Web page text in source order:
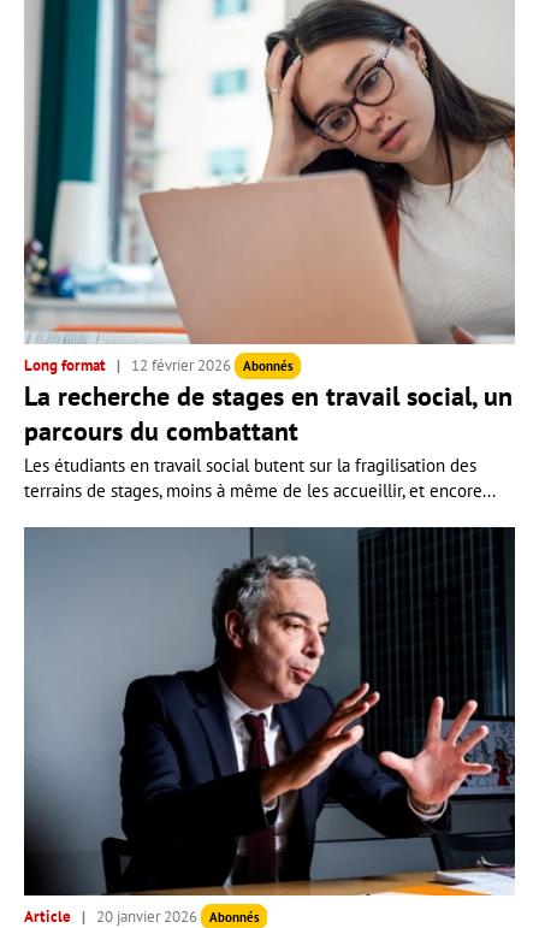
Long format 12 février 2026 Abonnés
La recherche de stages en travail social, un
parcours du combattant
Les étudiants en travail social butent sur la fragilisation des
terrains de stages, moins à même de les accueillir, et encore...
Article 20 janvier 2026 Abonnés